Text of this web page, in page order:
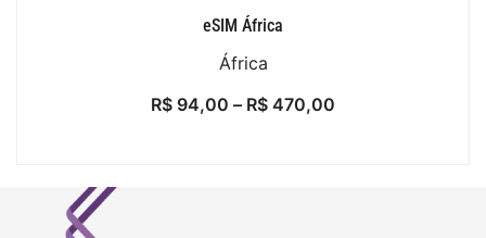
eSIM África
África
R$ 94,00 – R$ 470,00